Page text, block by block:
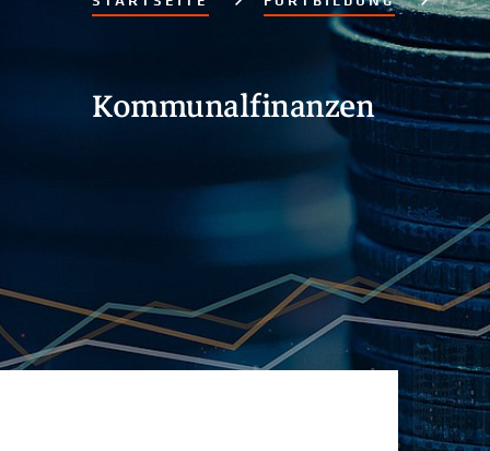
Kommunalfinanzen